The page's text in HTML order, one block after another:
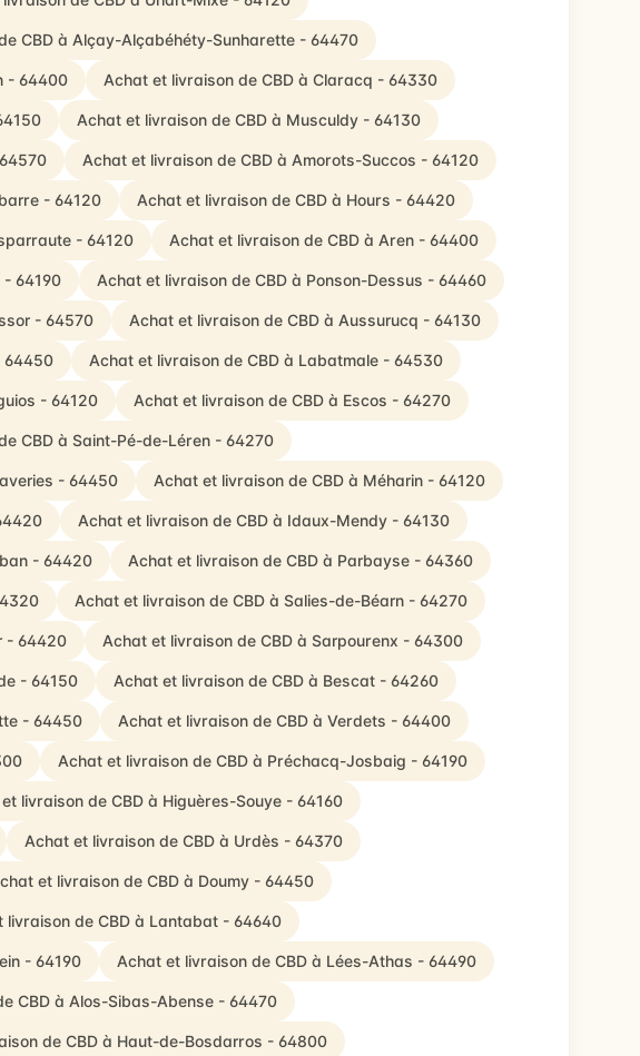
CBD à Alçay-Alçabéhéty-Sunharette - 64470
- 64400 Achat et livraison de CBD à Claracq - 64330
Achat et livraison de CBD à Musculdy - 64130
Achat et livraison de CBD à Amorots-Succos - 64120
- 64120 Achat et livraison de CBD à Hours - 64420
- 64120 Achat et livraison de CBD à Aren - 64400
64190 Achat et livraison de CBD à Ponson-Dessus - 64460
- 64570 Achat et livraison de CBD à Aussurucq - 64130
64450 Achat et livraison de CBD à Labatmale - 64530
- 64120 Achat et livraison de CBD à Escos - 64270
CBD à Saint-Pé-de-Léren - 64270
- 64450 Achat et livraison de CBD à Méharin - 64120
Achat et livraison de CBD à Idaux-Mendy - 64130
- 64420 Achat et livraison de CBD à Parbayse - 64360
Achat et livraison de CBD à Salies-de-Béarn - 64270
- 64420 Achat et livraison de CBD à Sarpourenx - 64300
- 64150 Achat et livraison de CBD à Bescat - 64260
- 64450 Achat et livraison de CBD à Verdets - 64400
Achat et livraison de CBD à Préchacq-Josbaig - 64190
livraison de CBD à Higuères-Souye - 64160
Achat et livraison de CBD à Urdès - 64370
et livraison de CBD à Doumy - 64450
livraison de CBD à Lantabat - 64640
- 64190 Achat et livraison de CBD à Lées-Athas - 64490
CBD à Alos-Sibas-Abense - 64470
de CBD à Haut-de-Bosdarros - 64800